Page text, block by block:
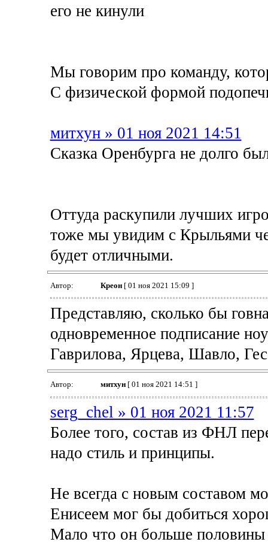
его не кинули
Мы говорим про команду,
С физической формой
митхун » 01 ноя 2021 14:51
Сказка Оренбурга не долго
Оттуда раскупили лучших
тоже мы увидим с Крыльями
будет отличными.
Автор: Креон[ 01 ноя 2021 15:09 ]
Представляю, сколько бы
одновременное подписание
Гаврилова, Ярцева, Шавло,
Автор: митхун[ 01 ноя 2021 14:51 ]
serg_chel » 01 ноя 2021 11:57
Более того, состав из ФНЛ
надо стиль и принципы.
Не всегда с новым составом
Енисеем мог бы добиться
Мало что он больше половины